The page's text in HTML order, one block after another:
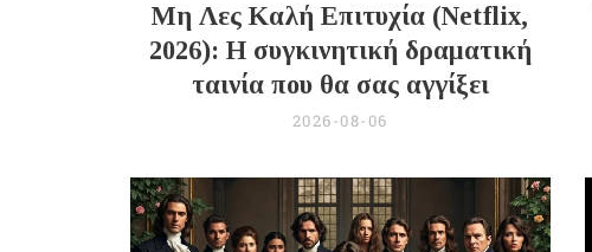
Μη Λες Καλή Επιτυχία (Netflix,
2026): Η συγκινητική δραματική
ταινία που θα σας αγγίξει
2026-08-06